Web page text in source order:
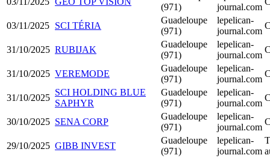
(971)
journal.com
03/11/2025 SCI TÉRIA
Guadeloupe
(971)
lepelican-
journal.com
31/10/2025 RUBIJAK
Guadeloupe
(971)
lepelican-
journal.com
31/10/2025 VEREMODE
Guadeloupe
(971)
lepelican-
journal.com
31/10/2025
SCI HOLDING BLUE
SAPHYR
Guadeloupe
(971)
lepelican-
journal.com
30/10/2025 SENA CORP
Guadeloupe
(971)
lepelican-
journal.com
29/10/2025 GIBB INVEST
Guadeloupe
(971)
lepelican-
journal.com